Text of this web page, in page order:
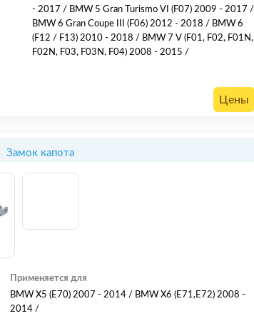
- 2017 / BMW 5 Gran Turismo VI (F07) 2009 - 2017 /
BMW 6 Gran Coupe III (F06) 2012 - 2018 / BMW 6
(F12 / F13) 2010 - 2018 / BMW 7 V (F01, F02, F01N,
F02N, F03, F03N, F04) 2008 - 2015 /
Цены
Замок капота
Применяется для
BMW X5 (E70) 2007 - 2014 / BMW X6 (E71,E72) 2008 -
2014 /